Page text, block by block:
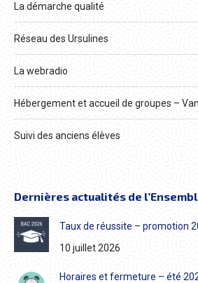
La démarche qualité
Réseau des Ursulines
La webradio
Hébergement et accueil de groupes –
Suivi des anciens élèves
Dernières actualités de
Taux de réussite – promotion
10 juillet 2026
Horaires et fermeture – été